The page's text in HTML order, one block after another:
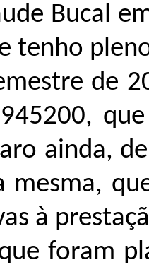
Bucal
tenho
de
,
ainda,
mesma,
à
foram